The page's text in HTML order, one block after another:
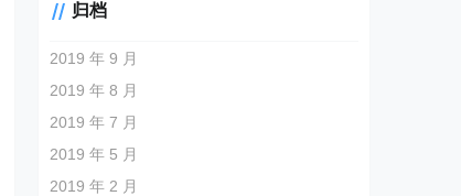
归档
2019 年 9 月
2019 年 8 月
2019 年 7 月
2019 年 5 月
2019 年 2 月